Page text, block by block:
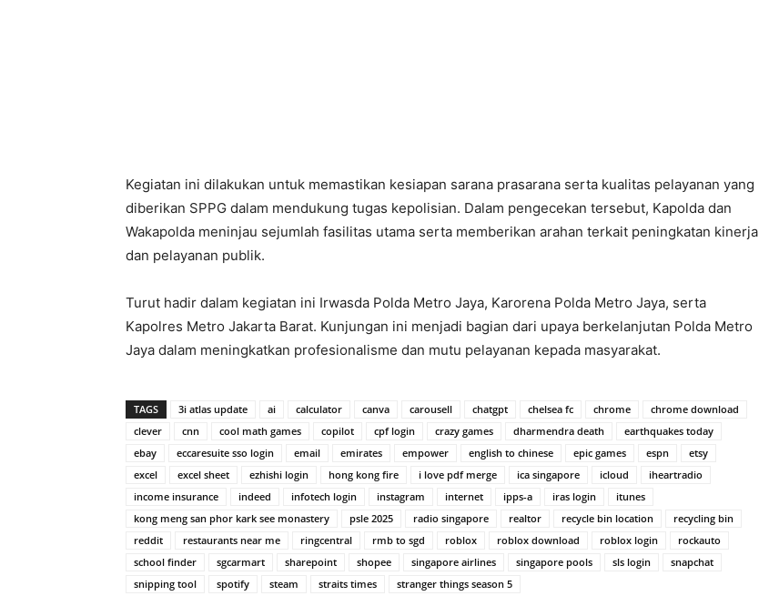
Kegiatan ini dilakukan untuk memastikan kesiapan sarana prasarana serta kualitas pelayanan yang
diberikan SPPG dalam mendukung tugas kepolisian. Dalam pengecekan tersebut, Kapolda dan
Wakapolda meninjau sejumlah fasilitas utama serta memberikan arahan terkait peningkatan kinerja
dan pelayanan publik.
Turut hadir dalam kegiatan ini Irwasda Polda Metro Jaya, Karorena Polda Metro Jaya, serta
Kapolres Metro Jakarta Barat. Kunjungan ini menjadi bagian dari upaya berkelanjutan Polda Metro
Jaya dalam meningkatkan profesionalisme dan mutu pelayanan kepada masyarakat.
TAGS 3i atlas update ai calculator canva carousell chatgpt chelsea fc chrome
chrome download
clever
cnn cool math games copilot cpf login crazy games dharmendra death
earthquakes today
ebay
eccaresuite sso login email emirates empower english to chinese epic games espn
etsy
excel
excel sheet ezhishi login hong kong fire i love pdf merge ica singapore icloud
iheartradio
income insurance
indeed infotech login instagram internet ipps-a iras login
itunes
kong meng san phor kark see monastery
psle 2025 radio singapore realtor recycle bin location
recycling bin
reddit
restaurants near me ringcentral rmb to sgd roblox roblox download roblox login
rockauto
school finder
sgcarmart sharepoint shopee singapore airlines singapore pools sls login
snapchat
snipping tool
spotify steam straits times stranger things season 5